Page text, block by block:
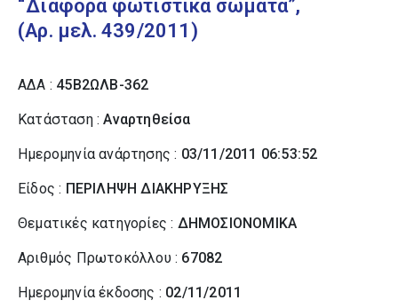
“Διάφορα φωτιστικά σώματα”,
(Αρ. μελ. 439/2011)
ΑΔΑ : 45Β2ΩΛΒ-362
Κατάσταση :Αναρτηθείσα
Ημερομηνία ανάρτησης : 03/11/2011 06:53:52
Είδος : ΠΕΡΙΛΗΨΗ ΔΙΑΚΗΡΥΞΗΣ
Θεματικές κατηγορίες : ΔΗΜΟΣΙΟΝΟΜΙΚΑ
Αριθμός Πρωτοκόλλου : 67082
Ημερομηνία έκδοσης : 02/11/2011